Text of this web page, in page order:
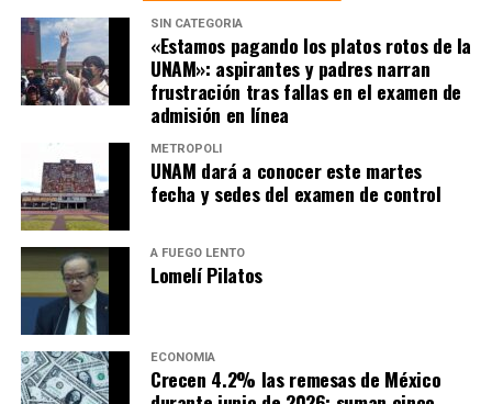
SIN CATEGORÍA
«Estamos pagando los platos rotos de la
UNAM»: aspirantes y padres narran
frustración tras fallas en el examen de
admisión en línea
METRÓPOLI
UNAM dará a conocer este martes
fecha y sedes del examen de control
A FUEGO LENTO
Lomelí Pilatos
ECONOMÍA
Crecen 4.2% las remesas de México